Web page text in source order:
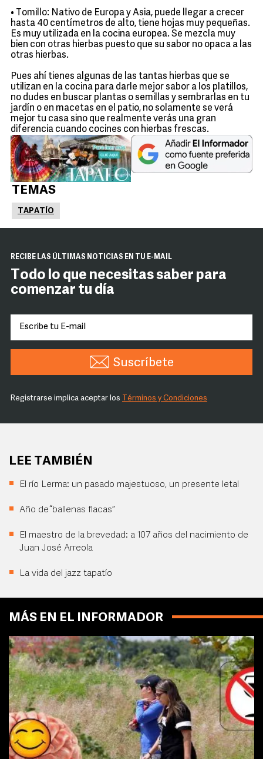
• Tomillo: Nativo de Europa y Asia, puede llegar a crecer
hasta 40 centímetros de alto, tiene hojas muy pequeñas.
Es muy utilizada en la cocina europea. Se mezcla muy
bien con otras hierbas puesto que su sabor no opaca a las
otras hierbas.
Pues ahí tienes algunas de las tantas hierbas que se
utilizan en la cocina para darle mejor sabor a los platillos,
no dudes en buscar plantas o semillas y sembrarlas en tu
jardín o en macetas en el patio, no solamente se verá
mejor tu casa sino que realmente verás una gran
diferencia cuando cocines con hierbas frescas.
TEMAS
TAPATÍO
RECIBE LAS ÚLTIMAS NOTICIAS EN TU E-MAIL
Todo lo que necesitas saber para
comenzar tu día
Suscríbete
Registrarse implica aceptar los Términos y Condiciones
LEE TAMBIÉN
El río Lerma: un pasado majestuoso, un presente letal
Año de “ballenas flacas”
El maestro de la brevedad: a 107 años del nacimiento de
Juan José Arreola
La vida del jazz tapatío
MÁS EN EL INFORMADOR